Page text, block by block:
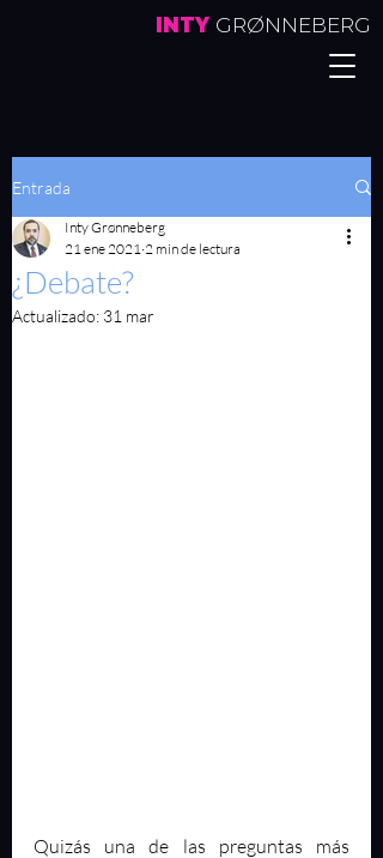
INTY GRØNNEBERG
Entrada
¿Debate?
Inty Grønneberg
21 ene 2021 2 min de lectura
Actualizado: 31 mar
Quizás una de las preguntas más